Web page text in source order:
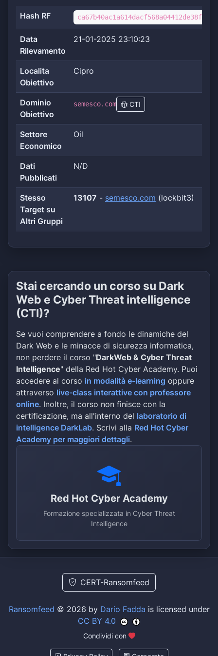
Hash RF
Data
Rilevamento
21-01-2025 23:10:23
Localita
Obiettivo
Cipro
Dominio
Obiettivo
semesco.com CTI
Settore
Economico
Oil
Dati
Pubblicati
N/D
Stesso
Target su
Altri Gruppi
13107 - semesco.com (lockbit3)
Stai cercando un corso su Dark
Web e Cyber Threat intelligence
(CTI)?
Se vuoi comprendere a fondo le dinamiche del
Dark Web e le minacce di sicurezza informatica,
non perdere il corso "DarkWeb & Cyber Threat
Intelligence" della Red Hot Cyber Academy. Puoi
accedere al corso in modalità e-learning oppure
attraverso live-class interattive con professore
online. Inoltre, il corso non finisce con la
certificazione, ma all'interno del laboratorio di
intelligence DarkLab. Scrivi alla Red Hot Cyber
Academy per maggiori dettagli.
Red Hot Cyber Academy
Formazione specializzata in Cyber Threat
Intelligence
CERT-Ransomfeed
Ransomfeed © 2026 by Dario Fadda is licensed under
CC BY 4.0
Condividi con